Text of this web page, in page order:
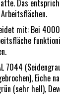
Das
mit: Bei
7044
Eiche
(sehr hell),